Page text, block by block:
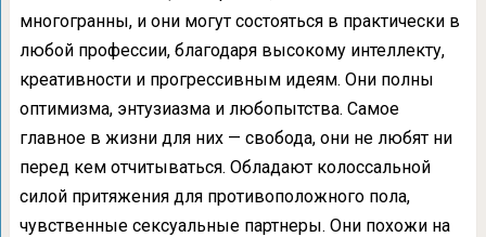
многогранны, и они могут состояться в практически в
любой профессии, благодаря высокому интеллекту,
креативности и прогрессивным идеям. Они полны
оптимизма, энтузиазма и любопытства. Самое
главное в жизни для них — свобода, они не любят ни
перед кем отчитываться. Обладают колоссальной
силой притяжения для противоположного пола,
чувственные сексуальные партнеры. Они похожи на